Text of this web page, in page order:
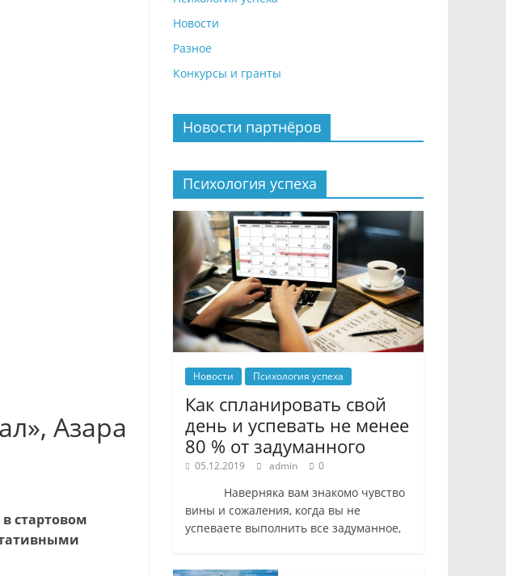
Азара
стартовом
Новости
Разное
Конкурсы и гранты
Новости партнёров
Психология успеха
Новости Психология успеха
Как спланировать свой
день и успевать не менее
80 % от задуманного
05.12.2019 admin 0
Наверняка вам знакомо чувство
вины и сожаления, когда вы не
успеваете выполнить все задуманное,